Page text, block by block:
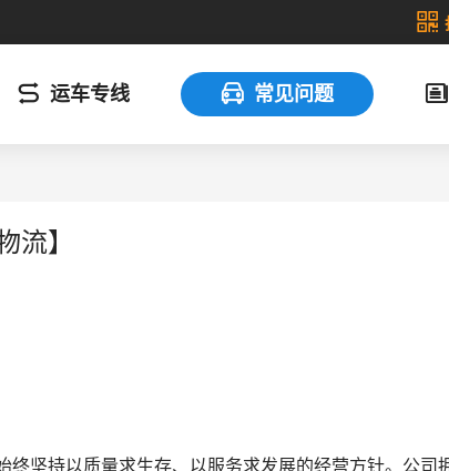
运车专线 常见问题
流】
坚持以质量求生存、以服务求发展的经营方针。公司